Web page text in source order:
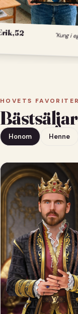
52 "Kung i
HOVETS FAVORITER
Honom Henne